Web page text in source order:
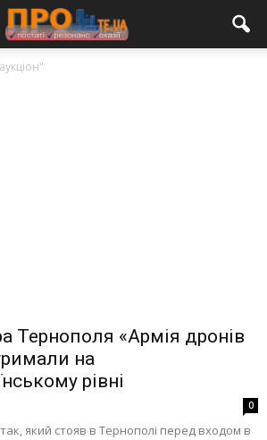
Тернополя «Армія дронів
на
рівні
0
який стояв в Тернополі перед входом в